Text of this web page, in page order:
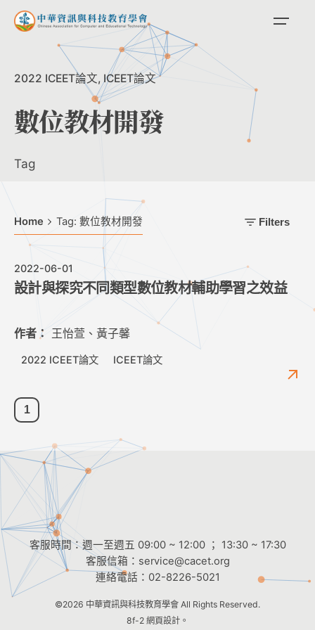
Skip
2022 ICEET論文 ICEET論文
數位教材開發
Tag
Home Tag: 數位教材開發 Filters
2022-06-01
設計與探究不同類型數位教材輔助學習之效益
作者： 王怡萱、黃子馨
2022 ICEET論文 ICEET論文
1
客服時間：週一至週五 09:00 ~ 12:00 ； 13:30 ~ 17:30
客服信箱： service@cacet.org
連絡電話： 02-8226-5021
©2026 中華資訊與科技教育學會 All Rights Reserved.
8f-2 網頁設計。